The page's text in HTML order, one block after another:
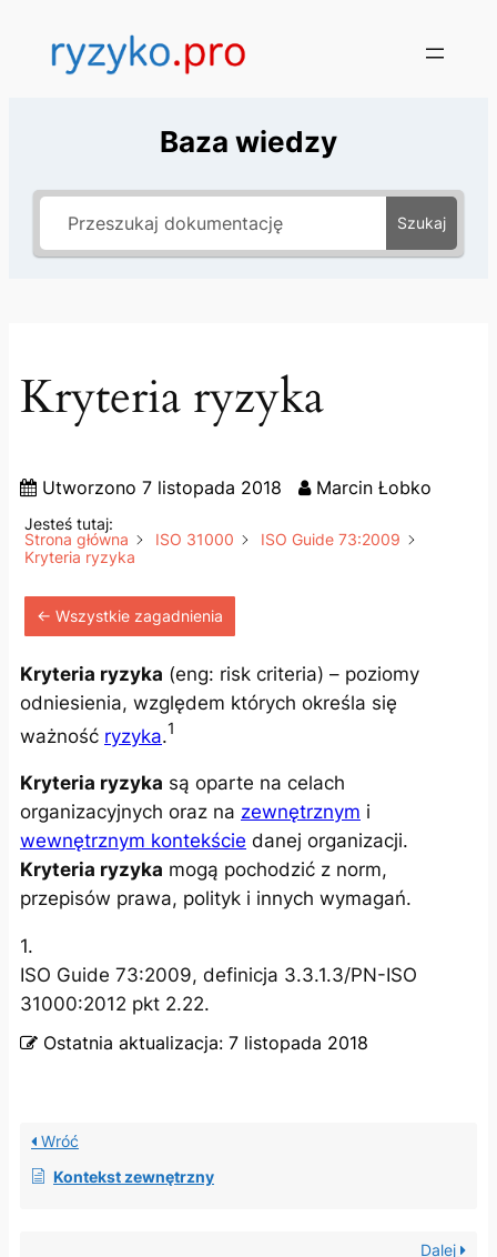
Baza wiedzy
Szukaj
Kryteria ryzyka
Utworzono 7 listopada 2018 Marcin Łobko
Jesteś tutaj:
Strona główna
ISO 31000
ISO Guide 73:2009
Kryteria ryzyka
← Wszystkie zagadnienia
Kryteria ryzyka (eng: risk criteria) – poziomy
odniesienia, względem których określa się
ważność ryzyka.1
Kryteria ryzyka są oparte na celach
organizacyjnych oraz na zewnętrznym i
wewnętrznym kontekście danej organizacji.
Kryteria ryzyka mogą pochodzić z norm,
przepisów prawa, polityk i innych wymagań.
1.
ISO Guide 73:2009, definicja 3.3.1.3/PN-ISO
31000:2012 pkt 2.22.
Ostatnia aktualizacja: 7 listopada 2018
Wróć
Kontekst zewnętrzny
Dalej